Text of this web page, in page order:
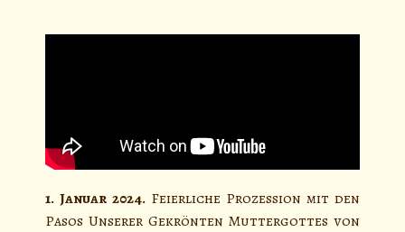
1. Januar 2024. Feierliche Prozession mit den
Pasos Unserer Gekrönten Muttergottes von